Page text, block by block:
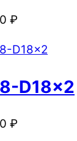
₽
D18x2
₽